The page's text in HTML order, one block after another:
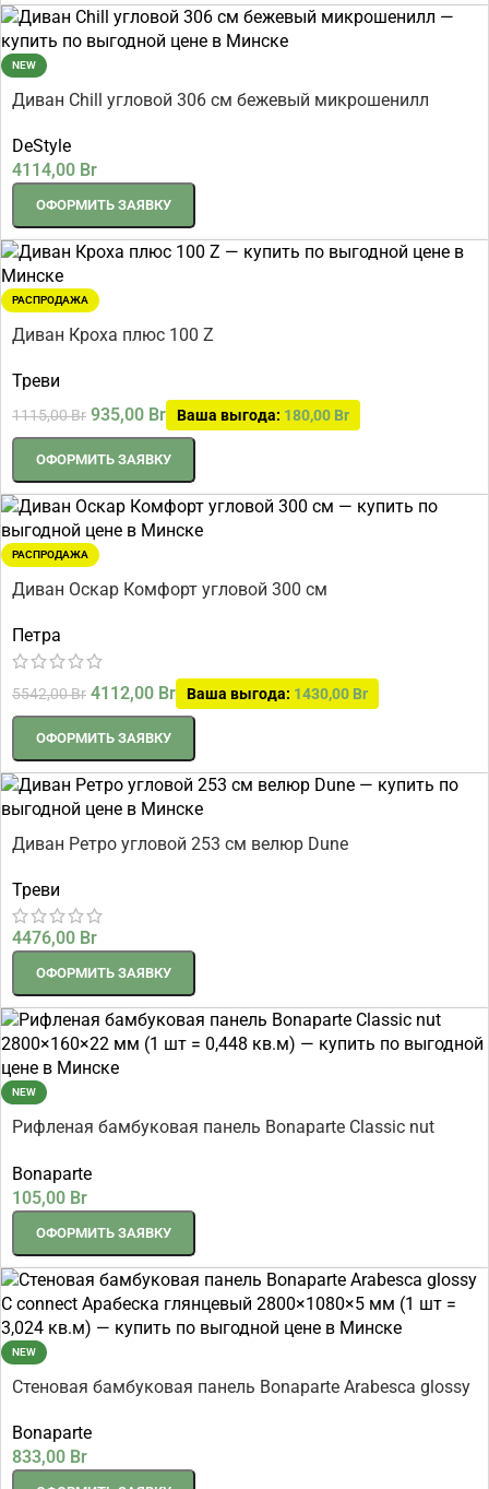
NEW
Диван Chill угловой 306 см бежевый микрошенилл
DeStyle
4114,00 Br
ОФОРМИТЬ ЗАЯВКУ
РАСПРОДАЖА
Диван Кроха плюс 100 Z
Треви
1115,00Br 935,00 Br Ваша выгода: 180,00 Br
ОФОРМИТЬ ЗАЯВКУ
РАСПРОДАЖА
Диван Оскар Комфорт угловой 300 см
Петра
5542,00Br 4112,00 Br Ваша выгода: 1430,00 Br
ОФОРМИТЬ ЗАЯВКУ
Диван Ретро угловой 253 см велюр Dune
Треви
4476,00 Br
ОФОРМИТЬ ЗАЯВКУ
NEW
Рифленая бамбуковая панель Bonaparte Classic nut
Bonaparte
105,00 Br
ОФОРМИТЬ ЗАЯВКУ
NEW
Стеновая бамбуковая панель Bonaparte Arabesca glossy
3,024 кв.м)
Bonaparte
833,00 Br